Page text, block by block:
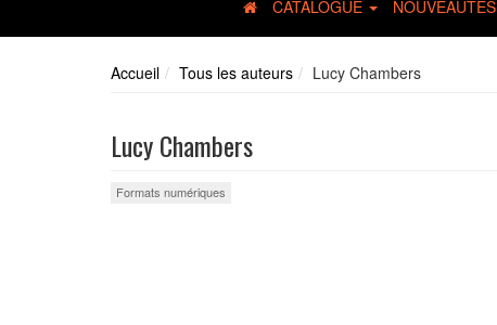
CATALOGUE NOUVEAUTÉS
Accueil Tous les auteurs Lucy Chambers
Lucy Chambers
Formats numériques